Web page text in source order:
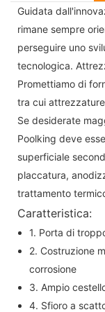
Guidata
rimane sempre
perseguire uno
tecnologica.
Promettiamo di
tra cui
Se desiderate
Poolking deve
superficiale
placcatura,
trattamento
Caratteristica:
1. Porta di
2. Costruzione
corrosione
3. Ampio
4. Sfioro a